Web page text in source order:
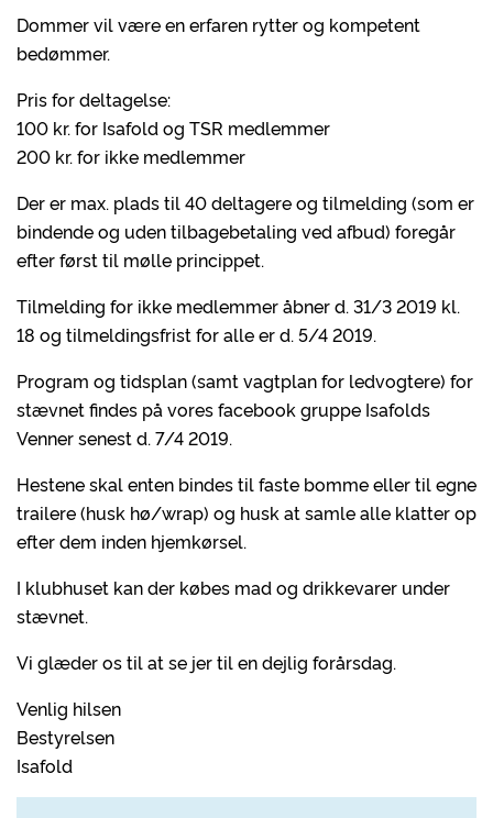
Dommer vil være en erfaren rytter og kompetent
bedømmer.
Pris for deltagelse:
100 kr. for Isafold og TSR medlemmer
200 kr. for ikke medlemmer
Der er max. plads til 40 deltagere og tilmelding (som er
bindende og uden tilbagebetaling ved afbud) foregår
efter først til mølle princippet.
Tilmelding for ikke medlemmer åbner d. 31/3 2019 kl.
18 og tilmeldingsfrist for alle er d. 5/4 2019.
Program og tidsplan (samt vagtplan for ledvogtere) for
stævnet findes på vores facebook gruppe Isafolds
Venner senest d. 7/4 2019.
Hestene skal enten bindes til faste bomme eller til egne
trailere (husk hø/wrap) og husk at samle alle klatter op
efter dem inden hjemkørsel.
I klubhuset kan der købes mad og drikkevarer under
stævnet.
Vi glæder os til at se jer til en dejlig forårsdag.
Venlig hilsen
Bestyrelsen
Isafold